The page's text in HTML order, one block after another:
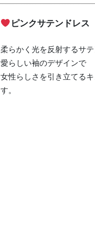
ピンクサテンドレス
柔らかく光を反射するサテ
愛らしい袖のデザインで
女性らしさを引き立てる
す。